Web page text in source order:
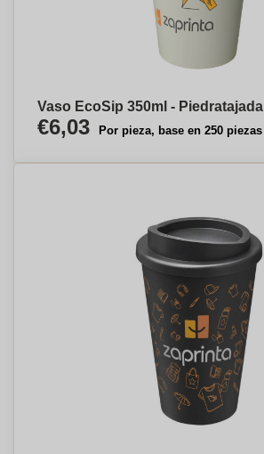
Vaso EcoSip 350ml - Piedratajada
€6,03 Por pieza, base en 250 piezas